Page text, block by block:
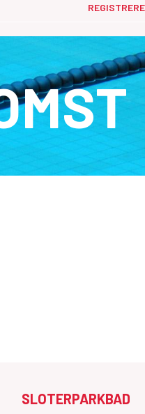
SLOTERPARKBAD